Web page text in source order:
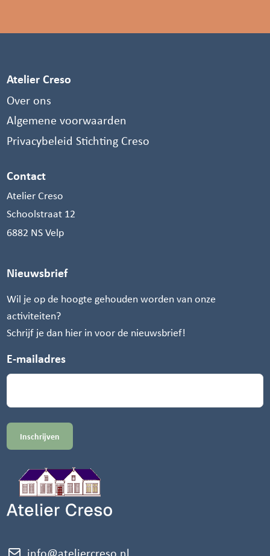
Atelier Creso
Over ons
Algemene voorwaarden
Privacybeleid Stichting Creso
Contact
Atelier Creso
Schoolstraat 12
6882 NS Velp
Nieuwsbrief
Wil je op de hoogte gehouden worden van onze
activiteiten?
Schrijf je dan hier in voor de nieuwsbrief!
E-mailadres
info@ateliercreso.nl